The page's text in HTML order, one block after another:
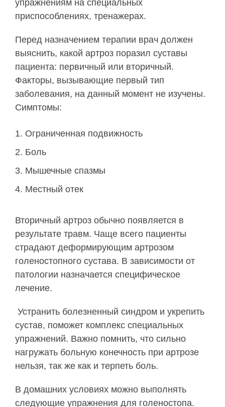
упражнениям на специальных
приспособлениях, тренажерах.
Перед назначением терапии врач должен
выяснить, какой артроз поразил суставы
пациента: первичный или вторичный.
Факторы, вызывающие первый тип
заболевания, на данный момент не изучены.
Симптомы:
Ограниченная подвижность
Боль
Мышечные спазмы
Местный отек
Вторичный артроз обычно появляется в
результате травм. Чаще всего пациенты
страдают деформирующим артрозом
голеностопного сустава. В зависимости от
патологии назначается специфическое
лечение.
Устранить болезненный синдром и укрепить
сустав, поможет комплекс специальных
упражнений. Важно помнить, что сильно
нагружать больную конечность при артрозе
нельзя, так же как и терпеть боль.
В домашних условиях можно выполнять
следующие упражнения для голеностопа.